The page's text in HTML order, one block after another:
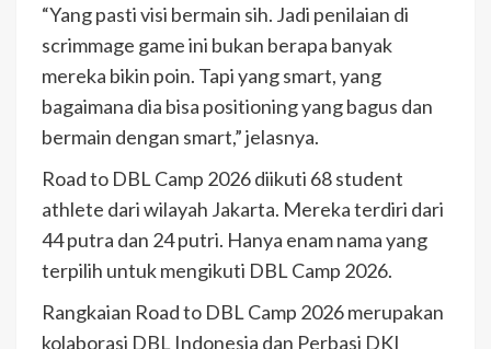
“Yang pasti visi bermain sih. Jadi penilaian di
scrimmage game ini bukan berapa banyak
mereka bikin poin. Tapi yang smart, yang
bagaimana dia bisa positioning yang bagus dan
bermain dengan smart,” jelasnya.
Road to DBL Camp 2026 diikuti 68 student
athlete dari wilayah Jakarta. Mereka terdiri dari
44 putra dan 24 putri. Hanya enam nama yang
terpilih untuk mengikuti DBL Camp 2026.
Rangkaian Road to DBL Camp 2026 merupakan
kolaborasi DBL Indonesia dan Perbasi DKI